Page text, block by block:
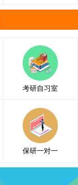
考研自习室
保研一对一